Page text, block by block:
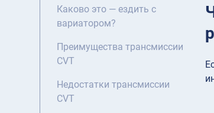
Каково это — ездить с
вариатором?
Преимущества трансмиссии
CVT
Недостатки трансмиссии
CVT